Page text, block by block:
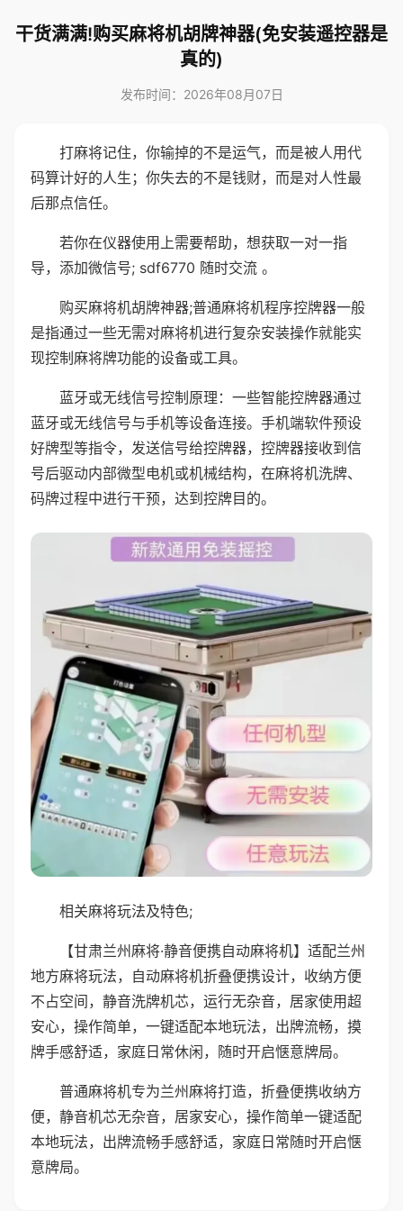
干货满满!购买麻将机胡牌神器(免安装遥控器是
真的)
发布时间：2026年08月07日
打麻将记住，你输掉的不是运气，而是被人用代
码算计好的人生；你失去的不是钱财，而是对人性最
后那点信任。
若你在仪器使用上需要帮助，想获取一对一指
导，添加微信号; sdf6770 随时交流 。
购买麻将机胡牌神器;普通麻将机程序控牌器一般
是指通过一些无需对麻将机进行复杂安装操作就能实
现控制麻将牌功能的设备或工具。
蓝牙或无线信号控制原理：一些智能控牌器通过
蓝牙或无线信号与手机等设备连接。手机端软件预设
好牌型等指令，发送信号给控牌器，控牌器接收到信
号后驱动内部微型电机或机械结构，在麻将机洗牌、
码牌过程中进行干预，达到控牌目的。
相关麻将玩法及特色;
【甘肃兰州麻将·静音便携自动麻将机】适配兰州
地方麻将玩法，自动麻将机折叠便携设计，收纳方便
不占空间，静音洗牌机芯，运行无杂音，居家使用超
安心，操作简单，一键适配本地玩法，出牌流畅，摸
牌手感舒适，家庭日常休闲，随时开启惬意牌局。
普通麻将机专为兰州麻将打造，折叠便携收纳方
便，静音机芯无杂音，居家安心，操作简单一键适配
本地玩法，出牌流畅手感舒适，家庭日常随时开启惬
意牌局。